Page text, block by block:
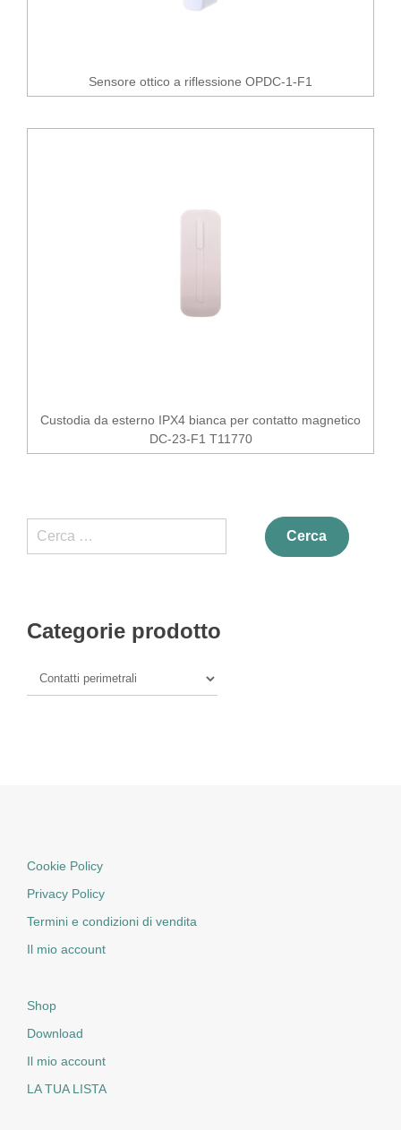
Sensore ottico a riflessione OPDC-1-F1
Custodia da esterno IPX4 bianca per contatto magnetico
DC-23-F1 T11770
Ricerca
per:
Categorie prodotto
Cookie Policy
Privacy Policy
Termini e condizioni di vendita
Il mio account
Shop
Download
Il mio account
LA TUA LISTA